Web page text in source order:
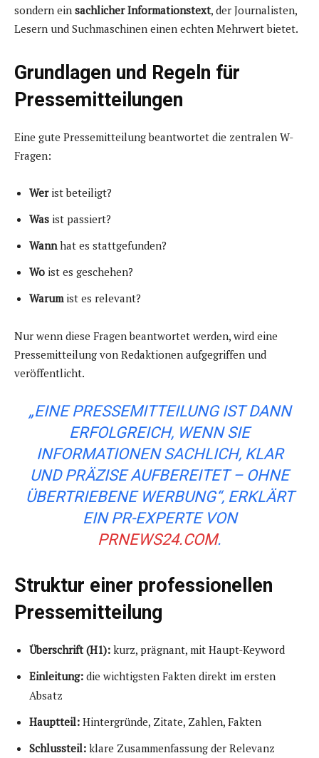
sondern ein sachlicher Informationstext, der Journalisten,
Lesern und Suchmaschinen einen echten Mehrwert bietet.
Grundlagen und Regeln für
Pressemitteilungen
Eine gute Pressemitteilung beantwortet die zentralen W-
Fragen:
Werist beteiligt?
Was ist passiert?
Wannhat es stattgefunden?
Wo ist es geschehen?
Warumist es relevant?
Nur wenn diese Fragen beantwortet werden, wird eine
Pressemitteilung von Redaktionen aufgegriffen und
veröffentlicht.
„EINE PRESSEMITTEILUNG IST DANN
ERFOLGREICH, WENN SIE
INFORMATIONEN SACHLICH, KLAR
UND PRÄZISE AUFBEREITET – OHNE
ÜBERTRIEBENE WERBUNG“, ERKLÄRT
EIN PR-EXPERTE VON
PRNEWS24.COM.
Struktur einer professionellen
Pressemitteilung
Überschrift (H1): kurz, prägnant, mit Haupt-Keyword
Einleitung: die wichtigsten Fakten direkt im ersten
Absatz
Hauptteil: Hintergründe, Zitate, Zahlen, Fakten
Schlussteil: klare Zusammenfassung der Relevanz